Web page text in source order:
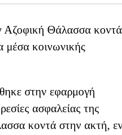
Αζοφική Θάλασσα κοντά
μέσα κοινωνικής
στην εφαρμογή
ασφαλείας της
κοντά στην ακτή,